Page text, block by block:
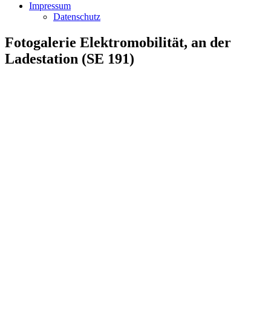
Impressum
Datenschutz
Fotogalerie Elektromobilität, an der
Ladestation (SE 191)